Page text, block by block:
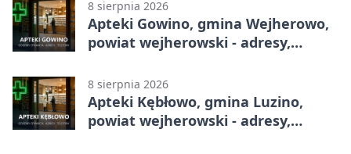
8 sierpnia 2026
Apteki Gowino, gmina Wejherowo,
powiat wejherowski - adresy,
8 sierpnia 2026
Apteki Kębłowo, gmina Luzino,
powiat wejherowski - adresy,